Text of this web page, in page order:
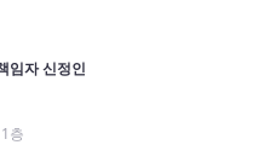
임자 신정인
층